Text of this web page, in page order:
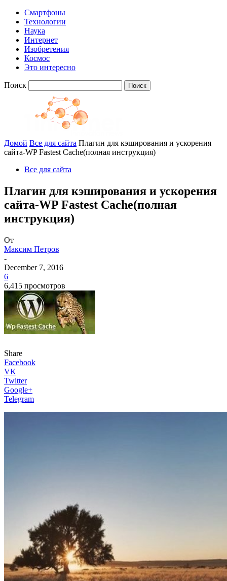
Смартфоны
Технологии
Наука
Интернет
Изобретения
Космос
Это интересно
Поиск
Домой Все для сайта Плагин для кэширования и ускорения
сайта-WP Fastest Cache(полная инструкция)
Все для сайта
Плагин для кэширования и ускорения
сайта-WP Fastest Cache(полная
инструкция)
От
Максим Петров
-
December 7, 2016
6
6,415 просмотров
Share
Facebook
VK
Twitter
Google+
Telegram